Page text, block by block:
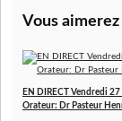
Vous aimerez
EN DIRECT Vendredi
Orateur: Dr Pasteur